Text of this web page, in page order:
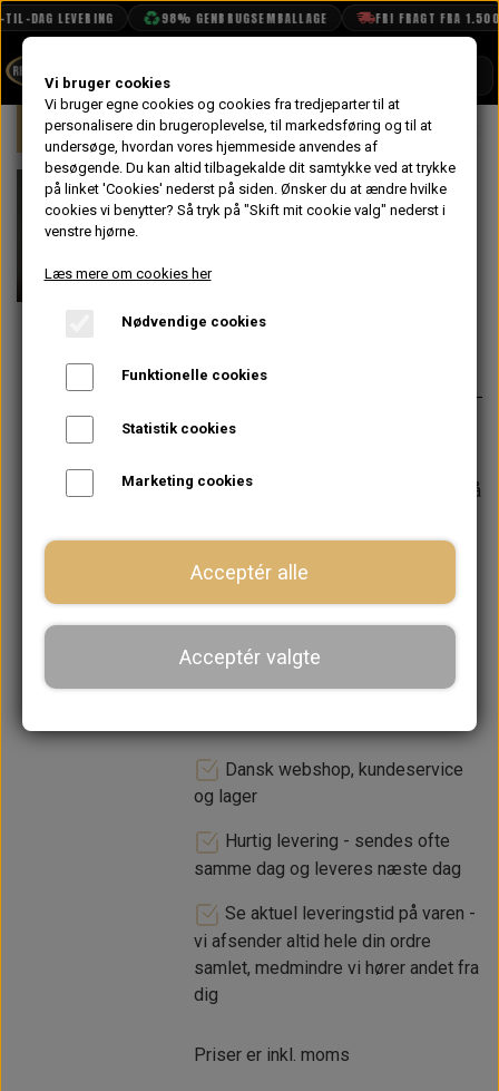
DAG LEVERING 98% GENBRUGSEMBALLAGE FRI FRAGT FRA 1.500
BOOK TID
PROJEKTER
TEKNISK DATA
VANDPOLERING
Forside Mini Karrosseri Bund
Bagagelomme
Original
264,80 kr.
Varenummer: 14A8994
Original Heritage pladedel
Forventet leveringstid:
Varen er på
−
LÆG I KURV
Dansk webshop, kundeservice
og lager
Hurtig levering - sendes ofte
samme dag og leveres næste dag
Se aktuel leveringstid på varen -
vi afsender altid hele din ordre
samlet, medmindre vi hører andet fra
dig
Priser er inkl. moms
Vi bruger cookies
Vi bruger egne cookies og cookies fra tredjeparter til at
personalisere din brugeroplevelse, til markedsføring og til at
undersøge, hvordan vores hjemmeside anvendes af
besøgende. Du kan altid tilbagekalde dit samtykke ved at trykke
på linket 'Cookies' nederst på siden. Ønsker du at ændre hvilke
cookies vi benytter? Så tryk på "Skift mit cookie valg" nederst i
venstre hjørne.
Læs mere om cookies her
Nødvendige cookies
Funktionelle cookies
Statistik cookies
Marketing cookies
Acceptér alle
Acceptér valgte